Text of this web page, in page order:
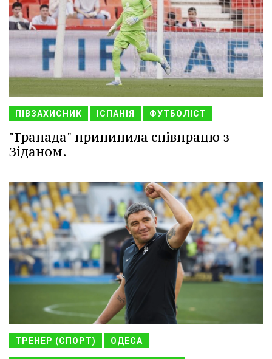
ПІВЗАХИСНИК ІСПАНІЯ ФУТБОЛІСТ
"Гранада" припинила співпрацю з
Зіданом.
ТРЕНЕР (СПОРТ) ОДЕСА